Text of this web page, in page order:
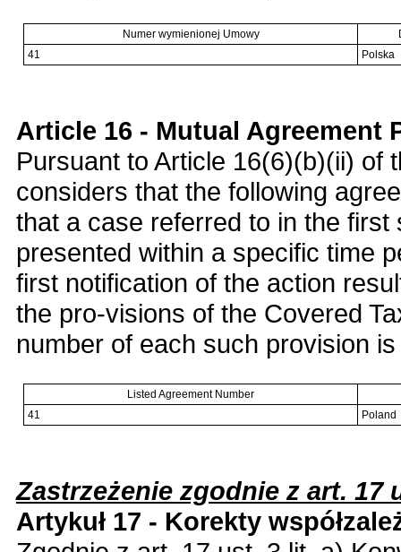
Numer wymienionej Umowy
41
Polska
Article 16 - Mutual Agreement
Pursuant to Article 16(6)(b)(ii) of
considers that the following
that a case referred to in the
presented within a specific time
first notification of the action
the pro-visions of the Covered
number of each such provision
Listed Agreement Number
41
Poland
Zastrzeżenie zgodnie z art. 17
Artykuł 17 - Korekty